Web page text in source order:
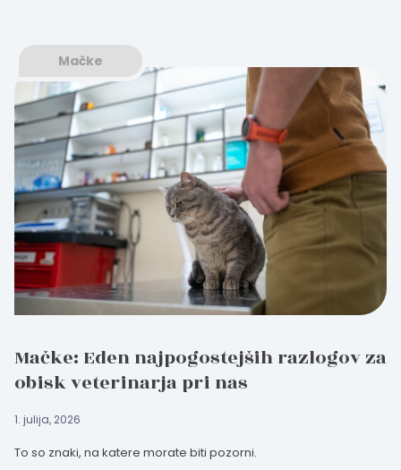
Mačke
Mačke: Eden najpogostejših razlogov za
obisk veterinarja pri nas
1. julija, 2026
To so znaki, na katere morate biti pozorni.